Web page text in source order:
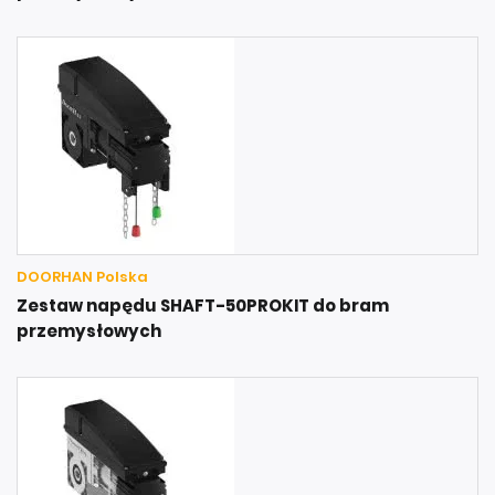
DOORHAN Polska
Zestaw napędu SHAFT-50PROKIT do bram
przemysłowych